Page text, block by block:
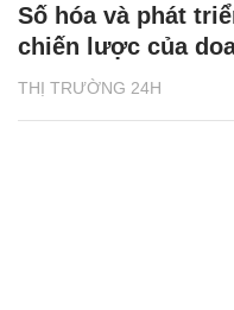
THỊ TRƯỜNG 24H
Số hóa và phát
chiến lược của